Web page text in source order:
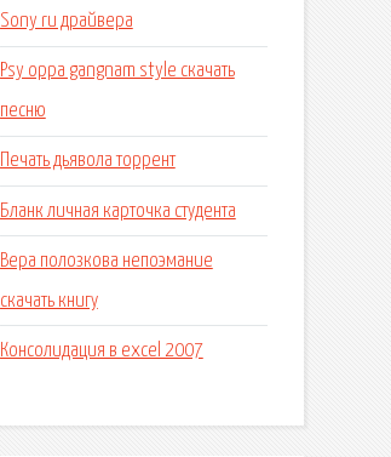
Sony ru драйвера
Psy oppa gangnam style скачать
песню
Печать дьявола торрент
Бланк личная карточка студента
Вера полозкова непоэмание
скачать книгу
Консолидация в excel 2007